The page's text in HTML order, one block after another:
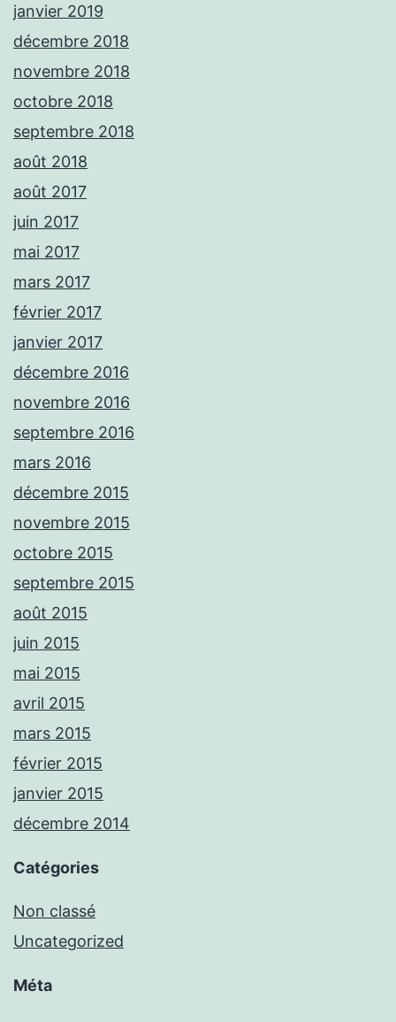
janvier 2019
décembre 2018
novembre 2018
octobre 2018
septembre 2018
août 2018
août 2017
juin 2017
mai 2017
mars 2017
février 2017
janvier 2017
décembre 2016
novembre 2016
septembre 2016
mars 2016
décembre 2015
novembre 2015
octobre 2015
septembre 2015
août 2015
juin 2015
mai 2015
avril 2015
mars 2015
février 2015
janvier 2015
décembre 2014
Catégories
Non classé
Uncategorized
Méta